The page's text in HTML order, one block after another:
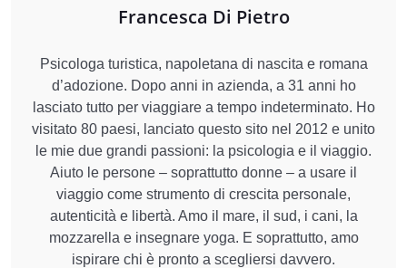
Francesca Di Pietro
Psicologa turistica, napoletana di nascita e romana
d’adozione. Dopo anni in azienda, a 31 anni ho
lasciato tutto per viaggiare a tempo indeterminato. Ho
visitato 80 paesi, lanciato questo sito nel 2012 e unito
le mie due grandi passioni: la psicologia e il viaggio.
Aiuto le persone – soprattutto donne – a usare il
viaggio come strumento di crescita personale,
autenticità e libertà. Amo il mare, il sud, i cani, la
mozzarella e insegnare yoga. E soprattutto, amo
ispirare chi è pronto a scegliersi davvero.